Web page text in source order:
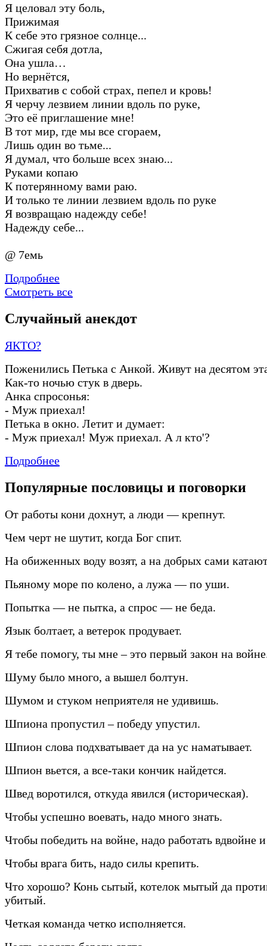
Я целовал эту боль,
Прижимая
К себе это грязное солнце...
Сжигая себя дотла,
Она ушла…
Но вернётся,
Прихватив с собой страх, пепел и кровь!
Я черчу лезвием линии вдоль по руке,
Это её приглашение мне!
В тот мир, где мы все сгораем,
Лишь один во тьме...
Я думал, что больше всех знаю...
Руками копаю
К потерянному вами раю.
И только те линии лезвием вдоль по руке
Я возвращаю надежду себе!
Надежду себе...
@ 7емь
Подробнее
Смотреть все
Случайный анекдот
ЯКТО?
Поженились Петька с Анкой. Живут на десятом
Как-то ночью стук в дверь.
Анка спросонья:
- Муж приехал!
Петька в окно. Летит и думает:
- Муж приехал! Муж приехал. А л кто'?
Подробнее
Популярные пословицы и поговорки
От работы кони дохнут, а люди — крепнут.
Чем черт не шутит, когда Бог спит.
На обиженных воду возят, а на добрых сами
Пьяному море по колено, а лужа — по уши.
Попытка — не пытка, а спрос — не беда.
Язык болтает, а ветерок продувает.
Я тебе помогу, ты мне – это первый закон на
Шуму было много, а вышел болтун.
Шумом и стуком неприятеля не удивишь.
Шпиона пропустил – победу упустил.
Шпион слова подхватывает да на ус наматывает.
Шпион вьется, а все-таки кончик найдется.
Швед воротился, откуда явился (историческая).
Чтобы успешно воевать, надо много знать.
Чтобы победить на войне, надо работать вдвойне
Чтобы врага бить, надо силы крепить.
Что хорошо? Конь сытый, котелок мытый да
убитый.
Четкая команда четко исполняется.